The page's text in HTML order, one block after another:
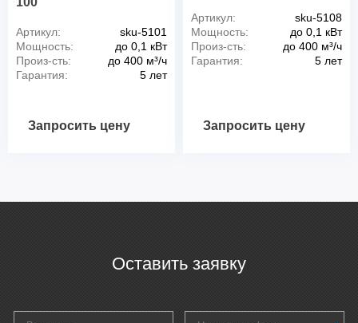
Артикул:
sku-5101
Мощность:
до 0,1 кВт
Произ-сть:
до 400 м³/ч
Гарантия:
5 лет
Запросить цену
Артикул:
sku-5108
Мощность:
до 0,1 кВт
Произ-сть:
до 400 м³/ч
Гарантия:
5 лет
Запросить цену
Оставить заявку